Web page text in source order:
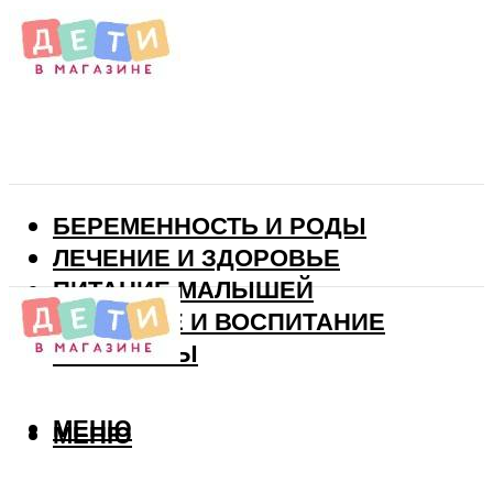
БЕРЕМЕННОСТЬ И РОДЫ
ЛЕЧЕНИЕ И ЗДОРОВЬЕ
ПИТАНИЕ МАЛЫШЕЙ
РАЗВИТИЕ И ВОСПИТАНИЕ
ВИТАМИНЫ
МЕНЮ
МЕНЮ